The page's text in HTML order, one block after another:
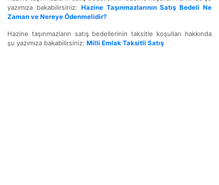
yazımıza bakabilirsiniz: Hazine Taşınmazlarının Satış Bedeli Ne
Zaman ve Nereye Ödenmelidir?
Hazine taşınmazların satış bedellerinin taksitle koşulları hakkında
şu yazımıza bakabilirsiniz: Milli Emlak Taksitli Satış